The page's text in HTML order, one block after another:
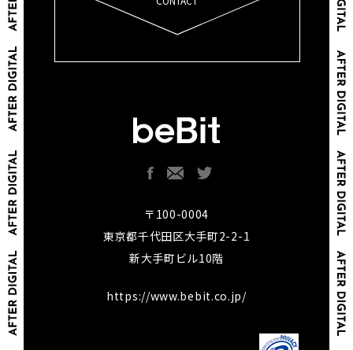
〒100-0004
東京都千代田区大手町2-2-1
新大手町ビル10階
https://www.bebit.co.jp/